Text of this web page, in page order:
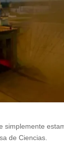
de Ciencias.